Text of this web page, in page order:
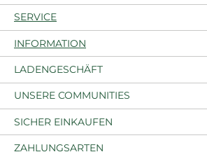
SERVICE
INFORMATION
LADENGESCHÄFT
UNSERE COMMUNITIES
SICHER EINKAUFEN
ZAHLUNGSARTEN